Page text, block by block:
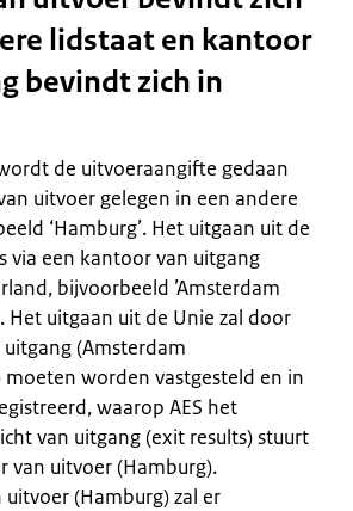
lidstaat en kantoor
bevindt zich in
de uitvoeraangifte gedaan
uitvoer gelegen in een andere
‘Hamburg’. Het uitgaan uit de
via een kantoor van uitgang
bijvoorbeeld ’Amsterdam
Het uitgaan uit de Unie zal door
(Amsterdam
worden vastgesteld en in
waarop AES het
van uitgang (exit results) stuurt
van uitvoer (Hamburg).
(Hamburg) zal er